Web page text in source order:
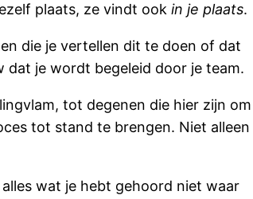
plaats, ze vindt ook in je plaats.
die je vertellen dit te doen of dat
dat je wordt begeleid door je team.
tot degenen die hier zijn om
tot stand te brengen. Niet alleen
wat je hebt gehoord niet waar